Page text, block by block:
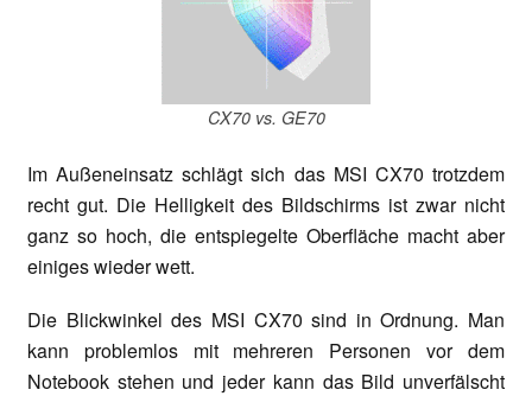
CX70 vs. GE70
Im Außeneinsatz schlägt sich das MSI CX70 trotzdem
recht gut. Die Helligkeit des Bildschirms ist zwar nicht
ganz so hoch, die entspiegelte Oberfläche macht aber
einiges wieder wett.
Die Blickwinkel des MSI CX70 sind in Ordnung. Man
kann problemlos mit mehreren Personen vor dem
Notebook stehen und jeder kann das Bild unverfälscht